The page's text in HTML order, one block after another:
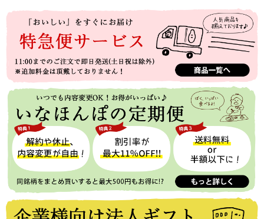
炊きたてはもちろん、冷めてももっちりみずみずしいお米ですご
くおいしかったです。
：おみつ さま
2020/08/03
5
【朝助かる】
文句なく美味しいですし、洗わなくてよいので朝の時間が
ないときには助かります。
：服部 さま
2020/01/06
5
【お試しの価値あり】
冷めても味が落ちなくて美味しい!
炊きたてはツヤツヤで食欲そそる匂いがしてくるので、一度お試